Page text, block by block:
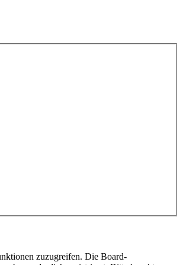
zuzugreifen. Die Board-